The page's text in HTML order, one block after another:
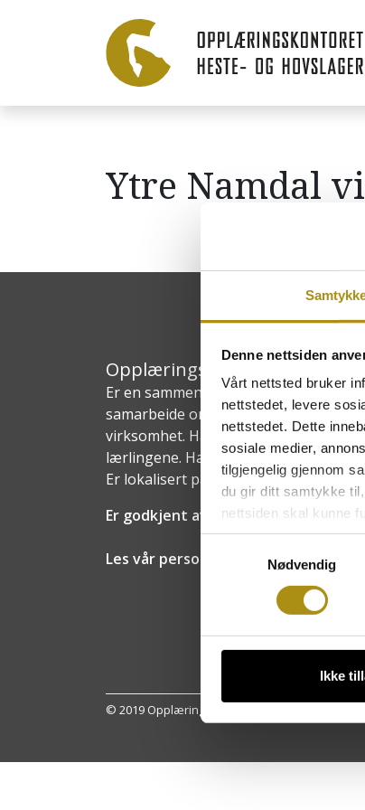
Denne nettsiden
Vårt nettsted bruker
nettstedet, levere
nettstedet. Dette
sosiale medier,
tilgjengelig gjennom
du gir ditt samtykke
nettsiden skal kunne
Nødvendig
Ikke
Ytre Namdal
Opplæringskontoret for
Er en sammenslutning av bedrifter
samarbeide om opplæring av
virksomhet. Har et eget styre med
lærlingene. Har en daglig leder, en
Er lokalisert på Starum i Oppland
Er godkjent av Utdanningsetaten i
Les vår personvernerklæring
© 2019 Opplæringskontoret for heste- og